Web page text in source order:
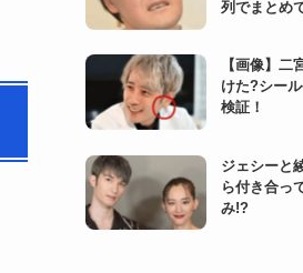
列でまとめ
【画像】二
けた?シー
検証！
ジェシーと
ら付き合っ
み!?